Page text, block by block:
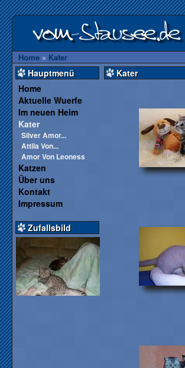
Home » Kater
Hauptmenü
Home
Aktuelle Wuerfe
Im neuen Heim
Kater
Silver Amor...
Attila Von...
Amor Von Leoness
Katzen
Über uns
Kontakt
Impressum
Zufallsbild
Kater